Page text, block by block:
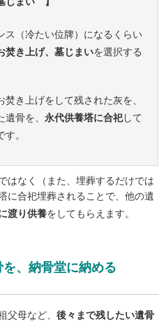
（冷たい位牌）になるくらい
焚き上げ、墓じまいを選択する
き上げをして残された灰を、
遺骨を、永代供養塔に合祀して
。
はなく（また、埋葬するだけでは
に合祀埋葬されることで、他の遺
渡り供養をしてもらえます。
、納骨堂に納める
父母など、後々まで残したい遺骨